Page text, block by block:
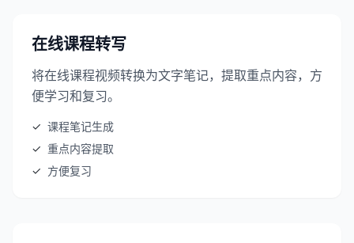
在线课程转写
将在线课程视频转换为文字笔记，提取重点内容，方
便学习和复习。
✓ 课程笔记生成
✓ 重点内容提取
✓ 方便复习